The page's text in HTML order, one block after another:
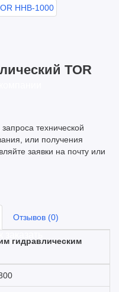
TOR
технической
или получения
заявки на почту или
Отзывов (0)
гидравлическим